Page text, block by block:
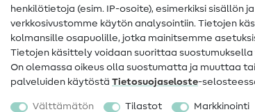
henkilötietoja (esim. IP-osoite), esimerkiksi sisällön
verkkosivustomme käytön analysointiin. Tietojen
kolmansille osapuolille, jotka mainitsemme
Tietojen käsittely voidaan suorittaa
On olemassa oikeus olla suostumatta ja muuttaa
palveluiden käytöstä Tietosuojaseloste-
Välttämätön Tilastot Markkinointi
Yhteystiedot Tietosuoja
Käyttöehdot